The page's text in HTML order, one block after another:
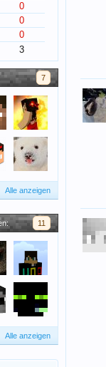
0
0
0
3
7
Alle anzeigen
11
Alle anzeigen